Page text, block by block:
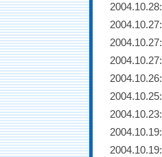
2004.10.28:
2004.10.27:
2004.10.27:
2004.10.27:
2004.10.26:
2004.10.25:
2004.10.23:
2004.10.19:
2004.10.19: